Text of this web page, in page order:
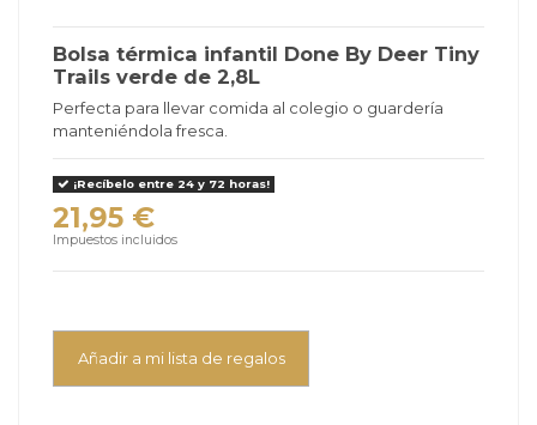
Bolsa térmica infantil Done By Deer Tiny
Trails verde de 2,8L
Perfecta para llevar comida al colegio o guardería
manteniéndola fresca.
¡Recíbelo entre 24 y 72 horas!
21,95 €
Impuestos incluidos
Añadir a mi lista de regalos